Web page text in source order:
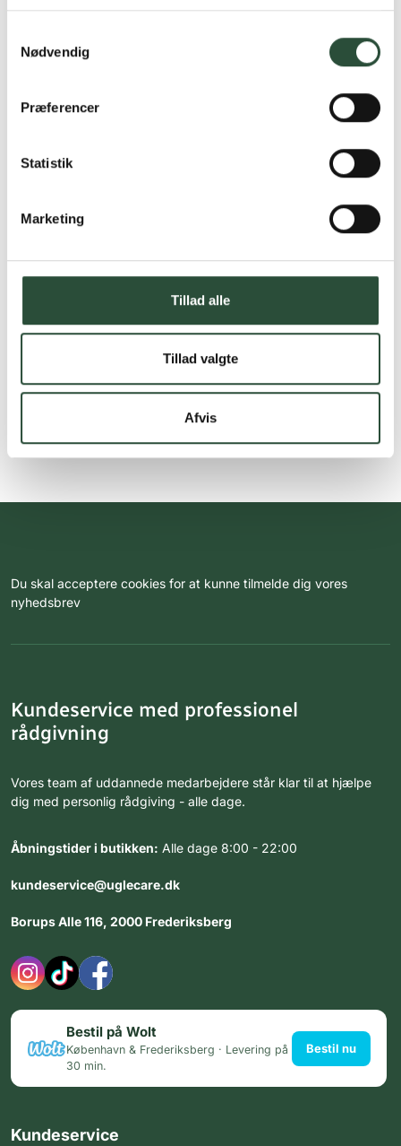
Nødvendig
Præferencer
Statistik
Marketing
Tillad alle
Tillad valgte
Afvis
Du skal acceptere cookies for at kunne tilmelde dig vores
nyhedsbrev
Kundeservice med professionel
rådgivning
Vores team af uddannede medarbejdere står klar til at hjælpe
dig med personlig rådgiving - alle dage.
Åbningstider i butikken: Alle dage 8:00 - 22:00
kundeservice@uglecare.dk
Borups Alle 116, 2000 Frederiksberg
Bestil på Wolt
København & Frederiksberg · Levering på
30 min.
Bestil nu
Kundeservice